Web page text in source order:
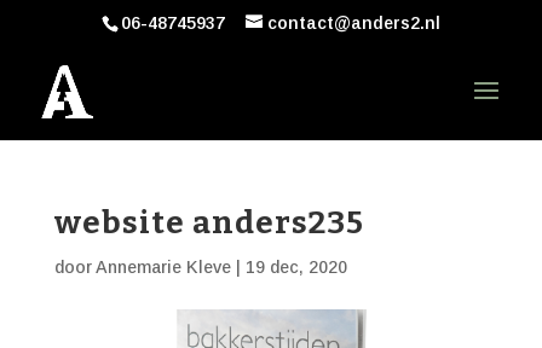
06-48745937 contact@anders2.nl
website anders235
doorAnnemarie Kleve| 19 dec, 2020